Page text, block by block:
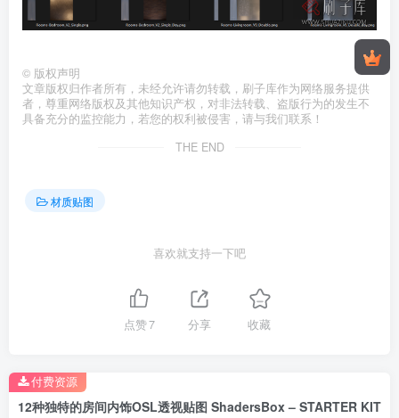
© 版权声明
文章版权归作者所有，未经允许请勿转载，刷子库作为网络服务提供
者，尊重网络版权及其他知识产权，对非法转载、盗版行为的发生不
具备充分的监控能力，若您的权利被侵害，请与我们联系！
THE END
材质贴图
喜欢就支持一下吧
点赞7 分享 收藏
12种独特的房间内饰OSL透视贴图 ShadersBox – STARTER KIT
付费资源